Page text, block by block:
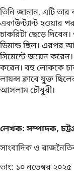
তিনি জানান, এটি তার
একাউন্ট্যান্ট হওয়ার
চাকরিটা ছেড়ে
ডিমান্ড ছিল। এরপর
সিমেন্টে জয়েন
করেন। বহু লোককে
লায়ন্স ক্লাবে যুক্ত
আসলাম চৌধুরী।
লেখক: সম্পাদক,
সাংবাদিক ও
তাং: ১০ নভেম্বর ২০২৫